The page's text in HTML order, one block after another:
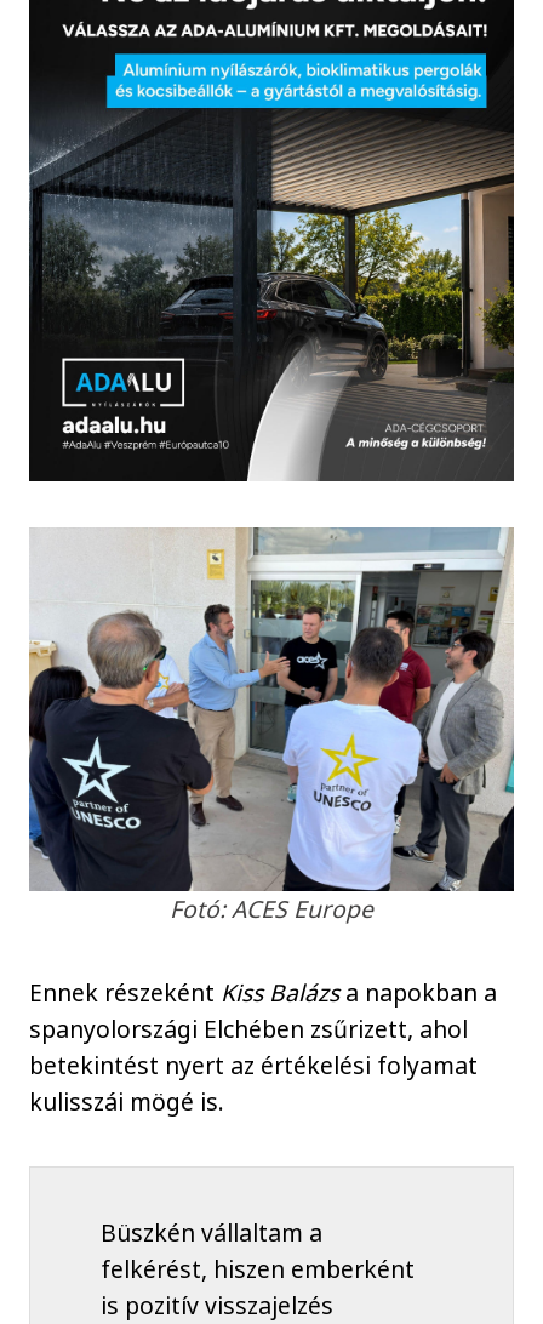
Fotó: ACES Europe
Ennek részeként Kiss Balázsa napokban a
spanyolországi Elchében zsűrizett, ahol
betekintést nyert az értékelési folyamat
kulisszái mögé is.
Büszkén vállaltam a
felkérést, hiszen emberként
is pozitív visszajelzés